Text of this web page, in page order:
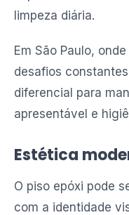
limpeza diária.
Em São Paulo,
desafios
diferencial para
apresentável e
Estética
O piso epóxi pode
com a identidade